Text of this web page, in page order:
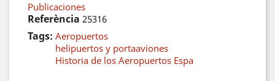
Publicaciones
Referència 25316
Tags: Aeropuertos
helipuertos y portaaviones
Historia de los Aeropuertos Espa